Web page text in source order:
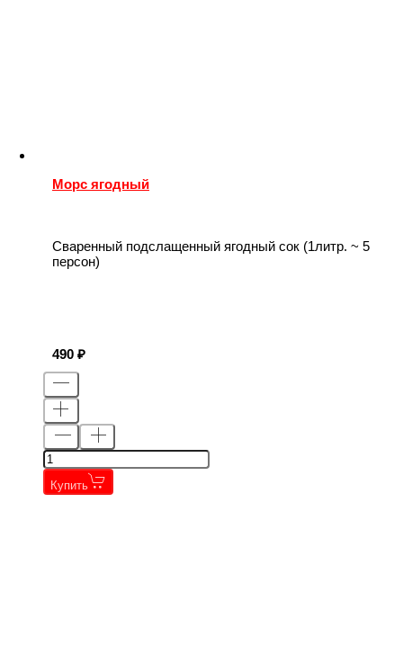
Морс ягодный
Сваренный подслащенный ягодный сок (1литр. ~ 5
персон)
490
Купить